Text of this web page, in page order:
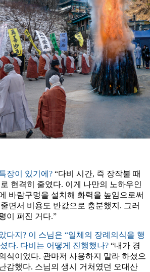
장이 있기에? “다비 시간, 즉 장작불 때
현격히 줄였다. 이게 나만의 노하우인
바람구멍을 설치해 화력을 높임으로써
면서 비용도 반값으로 충분했지. 그러
이 퍼진 거다.”
다지? 이 스님은 “일체의 장례의식을 행
다. 다비는 어떻게 진행했나? “내가 경
식이었다. 관마저 사용하지 말라 하셨으
감했다. 스님의 생시 거처였던 오대산